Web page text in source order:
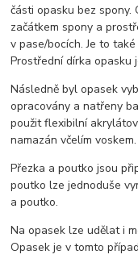
části opasku bez spony.
začátkem spony a
v pase/bocích. Je to
Prostřední dírka opasku
Následně byl opasek
opracovány a natřeny
použit flexibilní
namazán včelím voskem.
Přezka a poutko jsou
poutko lze jednoduše
a poutko.
Na opasek lze udělat i
Opasek je v tomto